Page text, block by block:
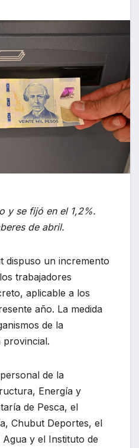
y se fijó en el 1,2%.
de abril.
dispuso un incremento
trabajadores
aplicable a los
año. La medida
de la
provincial.
de la
Energía y
de Pesca, el
Chubut Deportes, el
y el Instituto de